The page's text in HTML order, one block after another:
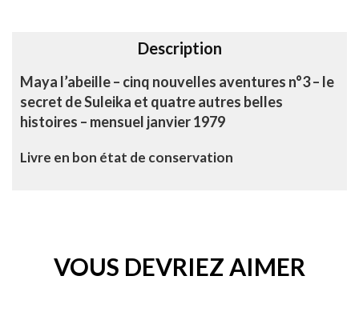
:
Description
Maya l’abeille – cinq nouvelles aventures n°3 – le
secret de Suleika et quatre autres belles
histoires – mensuel janvier 1979
Livre en bon état de conservation
VOUS DEVRIEZ AIMER